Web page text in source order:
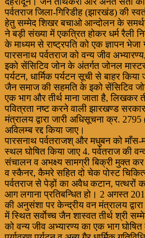
पर्वतराज जिला-गिरिडीह (झारखंड) की
हेतु सम्मेद शिखर बचाओ आन्दोलन के
ने बड़ी संख्या में एकत्रित होकर धर्म रैली
के माध्यम से राष्ट्रपति को एक ज्ञापन भेजा
पारसनाथ पर्वतराज को वन्य जीव
इको सेंसिटिव जोन के अंतर्गत जोनल मास्टर
पर्यटन, धार्मिक पर्यटन सूची से बाहर
जैन समाज की सहमति के इको सेंसिटिव
एक भाग और तीर्थ माना जाता है, लिखकर
पवित्रता नष्ट करने वाली झारखण्ड
मंत्रालय द्वारा जारी अधिसूचना क्र.
अविलम्ब रद्द किया जाए।
पारसनाथ पर्वतराजश् और मधुबन को माँस-
स्थल घोषित किया जाए 4. पर्वतराज की
संचालन व अभक्ष्य सामग्री बिक्री मुक्त
व स्कैनर, कैमरे सहित दो चेक पोस्ट
पर्वतराज से पेड़ों का अवैध कटान,
आग लगाना प्रतिबन्धित हो। 2 अगस्त
की अनुसंशा पर केन्द्रीय वन मंत्रालय
में स्थित सर्वाेच्च जैन शास्वत तीर्थ श्री
को वन्य जीव अभ्यारण्य का एक भाग